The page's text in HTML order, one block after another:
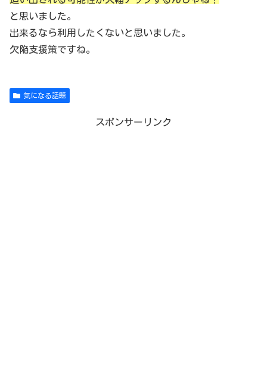
と思いました。
出来るなら利用したくないと思いました。
欠陥支援策ですね。
気になる話題
スポンサーリンク